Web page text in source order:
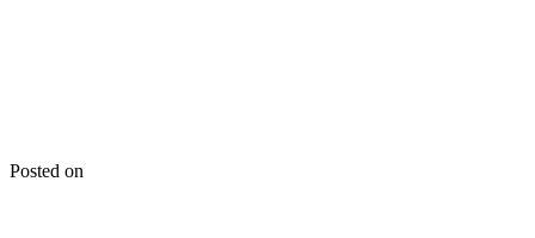
Posted on